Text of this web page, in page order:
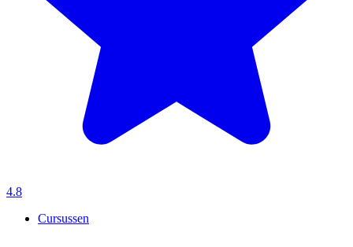
4.8
Cursussen